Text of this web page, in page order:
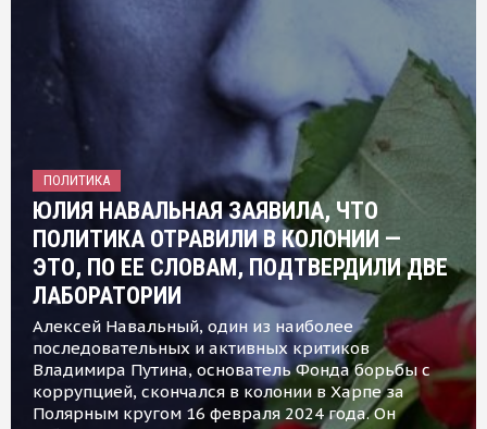
ПОЛИТИКА
ЮЛИЯ НАВАЛЬНАЯ ЗАЯВИЛА, ЧТО
ПОЛИТИКА ОТРАВИЛИ В КОЛОНИИ —
ЭТО, ПО ЕЕ СЛОВАМ, ПОДТВЕРДИЛИ ДВЕ
ЛАБОРАТОРИИ
Алексей Навальный, один из наиболее
последовательных и активных критиков
Владимира Путина, основатель Фонда борьбы с
коррупцией, скончался в колонии в Харпе за
Полярным кругом 16 февраля 2024 года. Он